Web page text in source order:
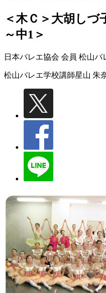
＜木Ｃ＞大胡しづ
～中1＞
日本バレエ協会 会員 松山バ
松山バレエ学校講師星山 朱